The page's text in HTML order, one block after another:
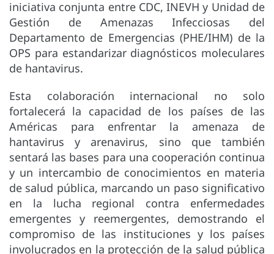
iniciativa conjunta entre CDC, INEVH y Unidad de
Gestión de Amenazas Infecciosas del
Departamento de Emergencias (PHE/IHM) de la
OPS para estandarizar diagnósticos moleculares
de hantavirus.
Esta colaboración internacional no solo
fortalecerá la capacidad de los países de las
Américas para enfrentar la amenaza de
hantavirus y arenavirus, sino que también
sentará las bases para una cooperación continua
y un intercambio de conocimientos en materia
de salud pública, marcando un paso significativo
en la lucha regional contra enfermedades
emergentes y reemergentes, demostrando el
compromiso de las instituciones y los países
involucrados en la protección de la salud pública